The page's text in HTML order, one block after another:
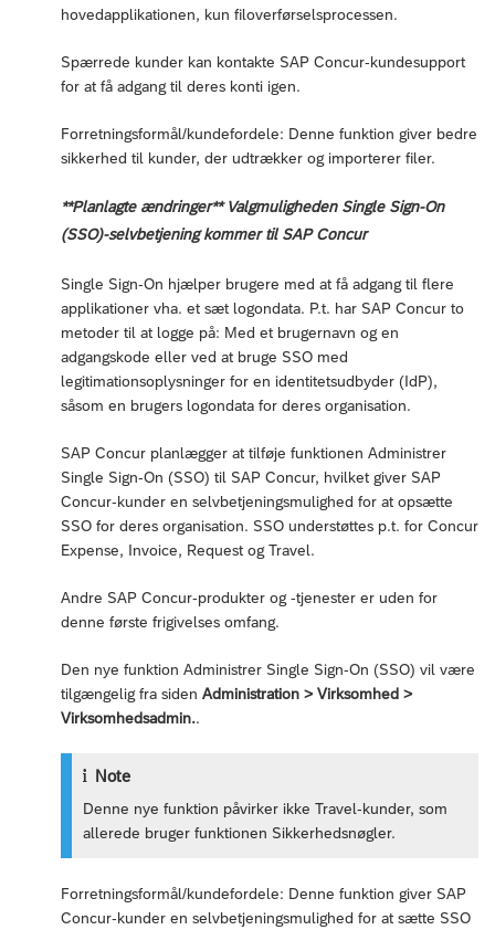
hovedapplikationen, kun filoverførselsprocessen.
Spærrede kunder kan kontakte SAP Concur-kundesupport
for at få adgang til deres konti igen.
Forretningsformål/kundefordele: Denne funktion giver bedre
sikkerhed til kunder, der udtrækker og importerer filer.
**Planlagte ændringer** Valgmuligheden Single Sign-On
(SSO)-selvbetjening kommer til SAP Concur
Single Sign-On hjælper brugere med at få adgang til flere
applikationer vha. et sæt logondata. P.t. har SAP Concur to
metoder til at logge på: Med et brugernavn og en
adgangskode eller ved at bruge SSO med
legitimationsoplysninger for en identitetsudbyder (IdP),
såsom en brugers logondata for deres organisation.
SAP Concur planlægger at tilføje funktionen Administrer
Single Sign-On (SSO) til SAP Concur, hvilket giver SAP
Concur-kunder en selvbetjeningsmulighed for at opsætte
SSO for deres organisation. SSO understøttes p.t. for Concur
Expense, Invoice, Request og Travel.
Andre SAP Concur-produkter og -tjenester er uden for
denne første frigivelses omfang.
Den nye funktion Administrer Single Sign-On (SSO) vil være
tilgængelig fra siden Administration > Virksomhed >
Virksomhedsadmin..
Note
Denne nye funktion påvirker ikke Travel-kunder, som
allerede bruger funktionen Sikkerhedsnøgler.
Forretningsformål/kundefordele: Denne funktion giver SAP
Concur-kunder en selvbetjeningsmulighed for at sætte SSO